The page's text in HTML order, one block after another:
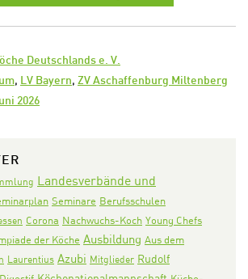
Deutschlands e. V.
, LV Bayern, ZV Aschaffenburg Miltenberg
2026
Landesverbände und
Seminare Berufsschulen
Corona Nachwuchs-Koch Young Chefs
der Köche Ausbildung Aus dem
Laurentius Azubi Mitglieder Rudolf